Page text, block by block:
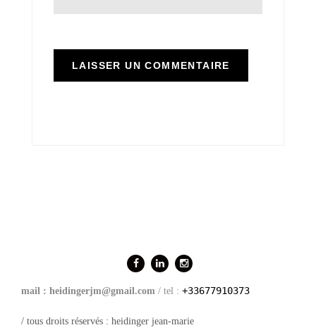
mail : heidingerjm@gmail.com / tel : +33677910373
/ tous droits réservés : heidinger jean-marie